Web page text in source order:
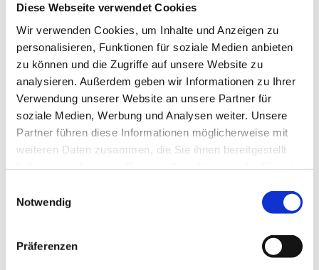
Diese Webseite verwendet Cookies
Wir verwenden Cookies, um Inhalte und Anzeigen zu
personalisieren, Funktionen für soziale Medien anbieten
zu können und die Zugriffe auf unsere Website zu
analysieren. Außerdem geben wir Informationen zu Ihrer
Verwendung unserer Website an unsere Partner für
soziale Medien, Werbung und Analysen weiter. Unsere
Partner führen diese Informationen möglicherweise mit
weiteren Daten zusammen, die Sie ihnen bereitgestellt
Notwendig
Präferenzen
explosionsgefährdeter Bereich
Eigenschaften:
leichte Ausführung
hochflexibel
überfahrbar & trittfest
gute Laugen- und Säurebeständigkeit
Oberflächenwiderstand <106Ohm
Aspiration brennbarer Stäube (Zone 22 im Inneren),
Zone 0 (Gase)